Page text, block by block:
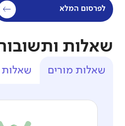
לפרסום המלא
שאלות
שאלות מורים שאלות